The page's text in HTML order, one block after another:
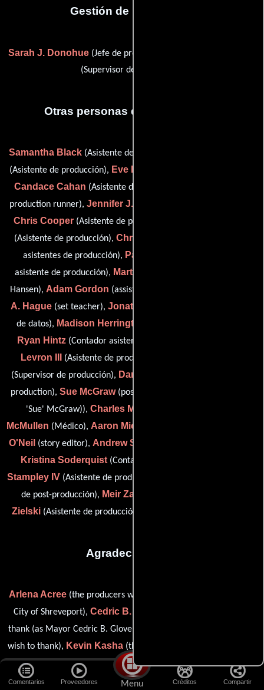
Comentarios Proveedores Menu Créditos Compartir
Gestión de producción
Sarah J. Donohue (Jefe de producción) y
(Supervisor de producción)
Otras personas que participaron
Samantha Black (Asistente de producción),
(Asistente de producción), Eve Butterly
Candace Cahan (Asistente de producción),
production runner), Jennifer J. Collins
Chris Cooper (Asistente de producción),
(Asistente de producción), Christopher Dickerson
asistentes de producción), Paula Dickmeyer
asistente de producción), Marty Fitzgerald
Hansen), Adam Gordon (assistant to Paul Hertzberg),
A. Hague(set teacher), Jonathan Harnsongkram
de datos), Madison Herrington
Ryan Hintz (Contador asistente de producción),
Levron III
(Asistente de producción),
(Supervisor de producción), Daniel McAlister
production), Sue McGraw(post-production auditor (as Crystal
'Sue' McGraw)), Charles McMullen
McMullen (Médico), Aaron Michel
O'Neil (story editor), Andrew Sapp
Kristina Soderquist(Contador de producción),
Stampley IV (Asistente de producción),
de post-producción), Meir Zarchi
Zielski (Asistente de producción) y
Agradecimientos
Arlena Acree (the producers wish to thank: film commissioner,
City of Shreveport), Cedric B. Glover
thank (as Mayor Cedric B. Glover)),
wish to thank), Kevin Kasha (the producers wish to thank),
Lerner(the producers wish to thank), (dedicados),
Penny Perry(the producers wish to thank),Michele Sanchez